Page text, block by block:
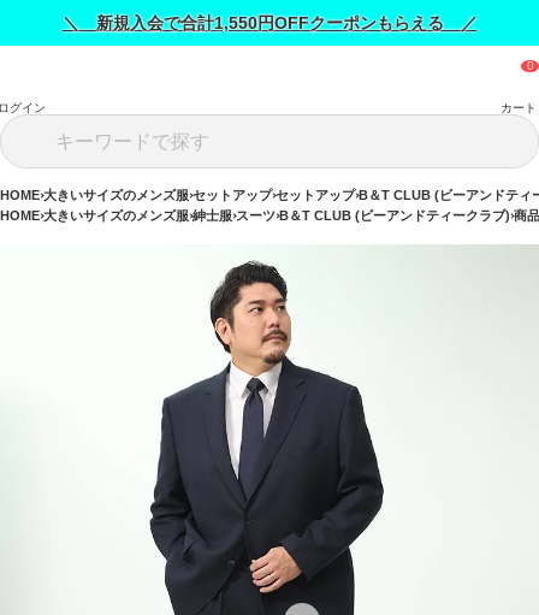
＼ 新規入会で合計1,550円OFFクーポンもらえる ／
グイン カート
HOME 大きいサイズのメンズ服 セットアップ セットアップ B＆T CLUB (ビーアンドティ
HOME 大きいサイズのメンズ服 紳士服 スーツ B＆T CLUB (ビーアンドティークラブ) 商